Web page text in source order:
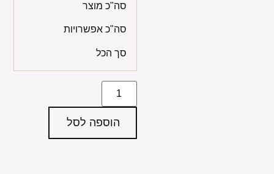
סה"כ מוצר
סה"כ אפשרויות
סך הכל
הוספה לסל